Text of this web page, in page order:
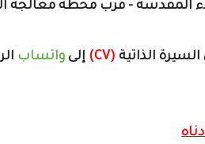
المقدسة - قرب محطة معالجة
الذاتية (CV) إلى واتساب